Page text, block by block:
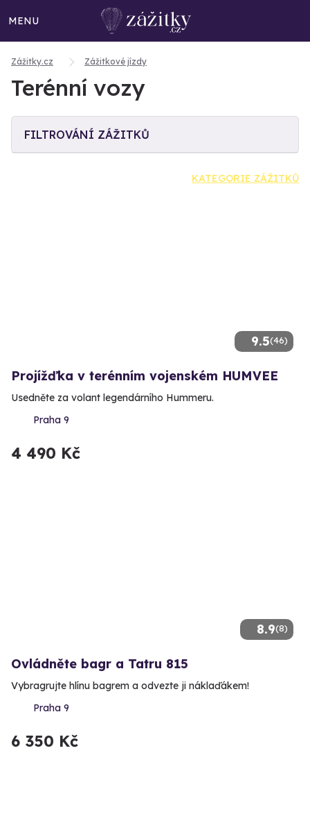
MENU
Zážitky.cz Zážitkové jízdy
Terénní vozy
FILTROVÁNÍ ZÁŽITKŮ
KATEGORIE ZÁŽITKŮ
9.5(46)
Projížďka v terénním vojenském HUMVEE
Usedněte za volant legendárního Hummeru.
Praha 9
4 490 Kč
8.9(8)
Ovládněte bagr a Tatru 815
Vybragrujte hlínu bagrem a odvezte ji náklaďákem!
Praha 9
6 350 Kč